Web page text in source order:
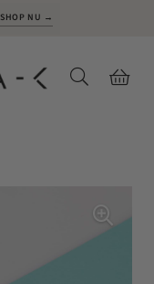
SHOP NU →